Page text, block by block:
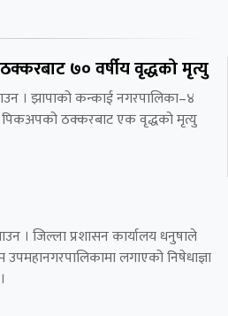
७० वर्षीय वृद्धको मृत्यु
। झापाको कन्काई नगरपालिका–४
पिकअपको ठक्करबाट एक वृद्धको मृत्यु
। जिल्ला प्रशासन कार्यालय धनुषाले
लगाएको निषेधाज्ञा